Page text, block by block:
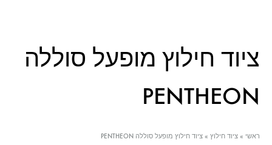
ציוד חילוץ מופעל סוללה
PENTHEON
ראשי » ציוד חילוץ » ציוד חילוץ מופעל סוללה PENTHEON